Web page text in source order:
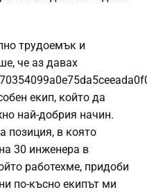
трудоемък и
че аз давах
екип, който да
най-добрия начин.
позиция, в която
30 инженера в
работехме, придоби
по-късно екипът ми